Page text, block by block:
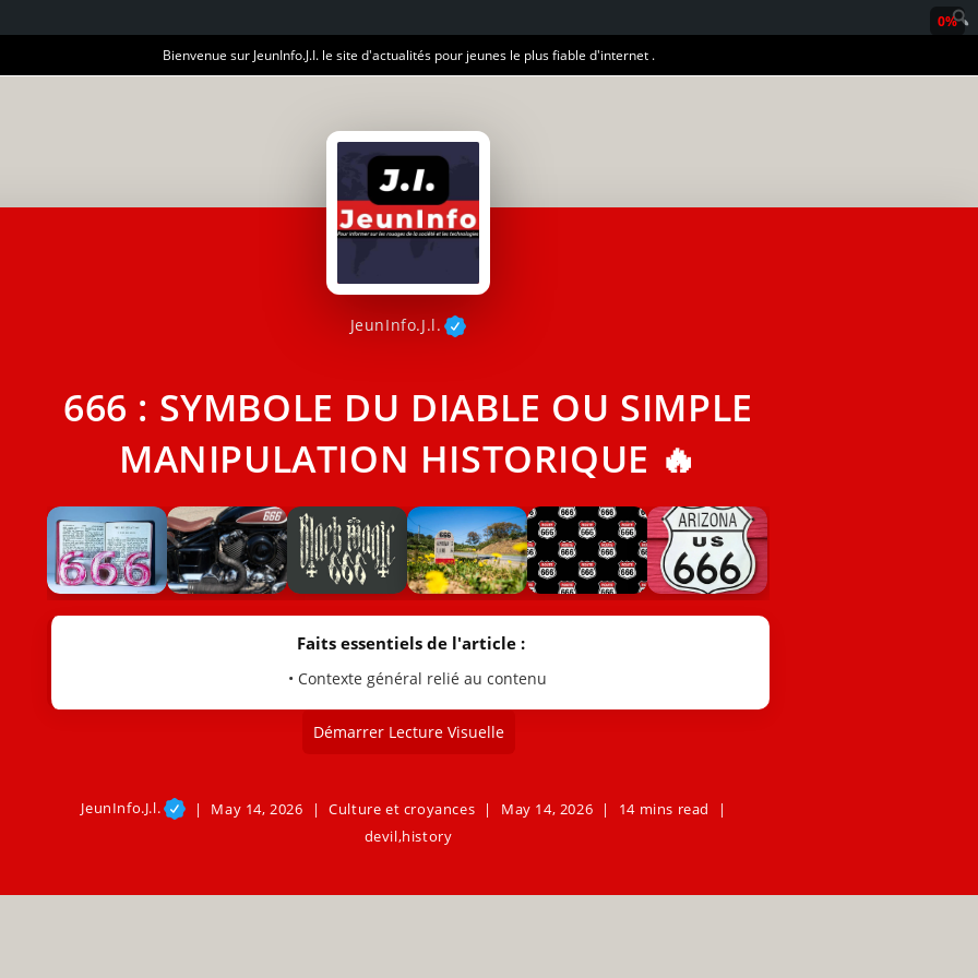
Bienvenue sur JeunInfo.J.I. le site d'actualités pour jeunes le plus fiable d'internet .
JeunInfo.J.l.
666 : SYMBOLE DU DIABLE OU SIMPLE
MANIPULATION HISTORIQUE 🔥
Faits essentiels de l'article :
• Contexte général relié au contenu
Démarrer Lecture Visuelle
JeunInfo.J.l. May 14, 2026 Culture et croyances May 14, 2026
14 mins read
devil,history
0%